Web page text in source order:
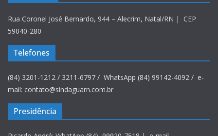
Rua Coronel José Bernardo, 944 – Alecrim, Natal/RN | CEP
59040-280
Telefones
(84) 3201-1212 / 3211-6797 / WhatsApp (84) 99142-4092 / e-
mail: contato@sindaguarn.com.br
Presidência